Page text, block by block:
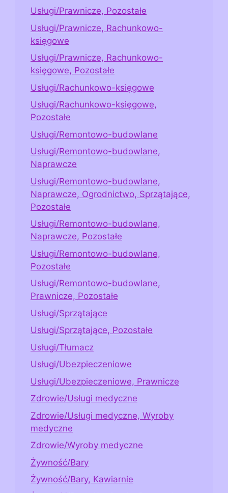
Usługi/Prawnicze, Pozostałe
Usługi/Prawnicze, Rachunkowo-
księgowe
Usługi/Prawnicze, Rachunkowo-
księgowe, Pozostałe
Usługi/Rachunkowo-księgowe
Usługi/Rachunkowo-księgowe,
Pozostałe
Usługi/Remontowo-budowlane
Usługi/Remontowo-budowlane,
Naprawcze
Usługi/Remontowo-budowlane,
Naprawcze, Ogrodnictwo, Sprzątające,
Pozostałe
Usługi/Remontowo-budowlane,
Naprawcze, Pozostałe
Usługi/Remontowo-budowlane,
Pozostałe
Usługi/Remontowo-budowlane,
Prawnicze, Pozostałe
Usługi/Sprzątające
Usługi/Sprzątające, Pozostałe
Usługi/Tłumacz
Usługi/Ubezpieczeniowe
Usługi/Ubezpieczeniowe, Prawnicze
Zdrowie/Usługi medyczne
Zdrowie/Usługi medyczne, Wyroby
medyczne
Zdrowie/Wyroby medyczne
Żywność/Bary
Żywność/Bary, Kawiarnie